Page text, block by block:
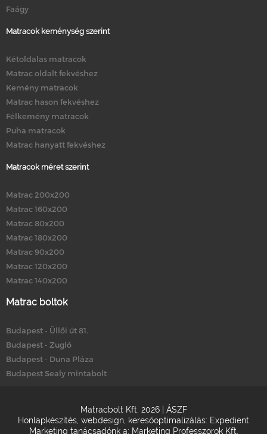
Faágy
Matracok keménység szerint
Kétoldalas matracok
Matrac oldalt fekvéshez
Kemény matracok
Matrac hason fekvéshez
Félkemény matracok
Puha matracok
Matrac hanyatt fekvéshez
Matracok méret szerint
Matrac 200x200
Matrac 160x200
Matrac 80x200
Matrac 180x200
Matrac 90x200
Matrac 120x200
Matrac 140x200
Matrac boltok
Budapest - Üllői út 81.
Budapest - Zugló
Budapest - Duna Pláza
Budapest Sealy mintabolt
Matracbolt Kft. 2026 | ÁSZF
Honlapkészítés webdesign keresőoptimalizálás: Expedient
Marketing tanácsadónk a: Marketing Professzorok Kft.